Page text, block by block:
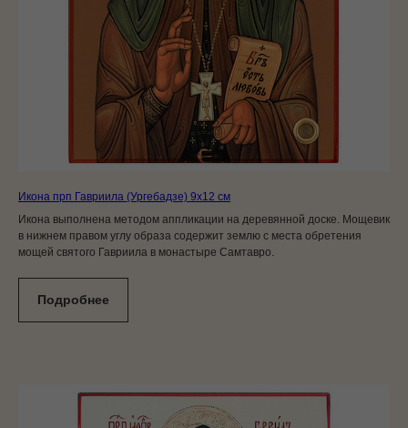
Икона прп Гавриила (Ургебадзе) 9x12 см
Икона выполнена методом аппликации на деревянной доске. Мощевик
в нижнем правом углу образа содержит землю с места обретения
мощей святого Гавриила в монастыре Самтавро.
Подробнее